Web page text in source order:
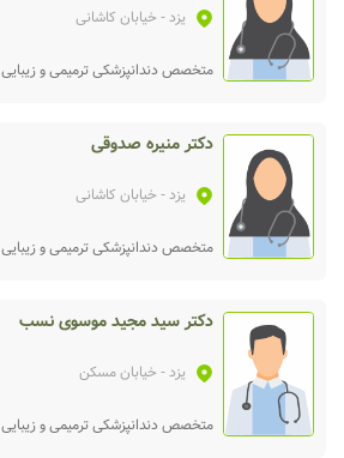
یزد- خیابان کاشانی
متخصص دندانپزشکی ترمیمی و زیبایی
دکتر منیره صدوقی
یزد- خیابان کاشانی
متخصص دندانپزشکی ترمیمی و زیبایی
دکتر سید مجید موسوی نسب
یزد- خیابان مسکن
متخصص دندانپزشکی ترمیمی و زیبایی